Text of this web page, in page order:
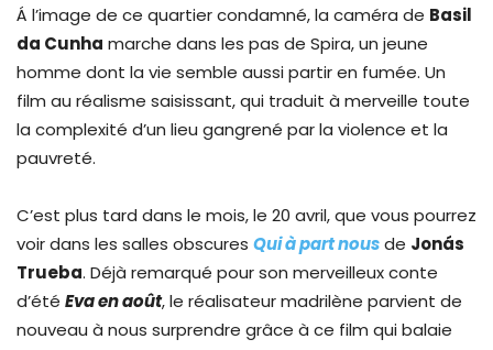
Á l’image de ce quartier condamné, la caméra de Basil
da Cunha marche dans les pas de Spira, un jeune
homme dont la vie semble aussi partir en fumée. Un
film au réalisme saisissant, qui traduit à merveille toute
la complexité d’un lieu gangrené par la violence et la
pauvreté.
C’est plus tard dans le mois, le 20 avril, que vous pourrez
voir dans les salles obscures Qui à part nousde Jonás
Trueba. Déjà remarqué pour son merveilleux conte
d’été Eva en août, le réalisateur madrilène parvient de
nouveau à nous surprendre grâce à ce film qui balaie